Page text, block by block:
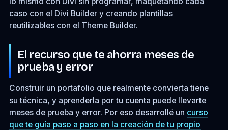
caso con el Divi Builder y creando plantillas
reutilizables con el Theme Builder.
El recurso que te ahorra meses de
prueba y error
Construir un portafolio que realmente convierta tiene
su técnica, y aprenderla por tu cuenta puede llevarte
meses de prueba y error. Por eso desarrollé un curso
que te guía paso a paso en la creación de tu propio